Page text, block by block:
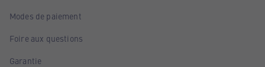
Modes de paiement
Foire aux questions
Garantie